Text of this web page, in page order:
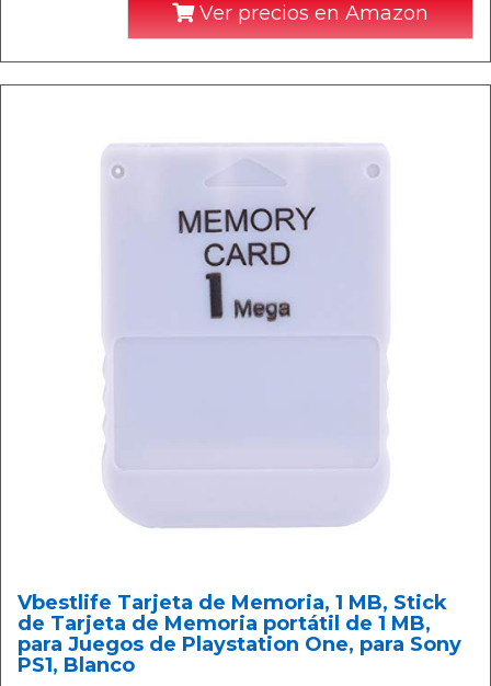
Ver precios en Amazon
Vbestlife Tarjeta de Memoria, 1 MB, Stick
de Tarjeta de Memoria portátil de 1 MB,
para Juegos de Playstation One, para Sony
PS1, Blanco